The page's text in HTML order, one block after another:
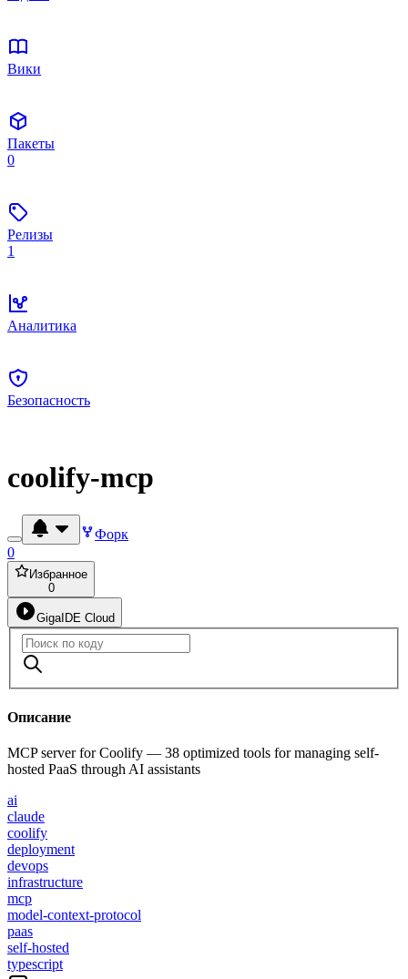
Вики
Пакеты
0
Релизы
1
Аналитика
Безопасность
coolify-mcp
Форк
0
Избранное
0
GigaIDE Cloud
Описание
MCP server for Coolify — 38 optimized tools for managing self-
hosted PaaS through AI assistants
ai
claude
coolify
deployment
devops
infrastructure
mcp
model-context-protocol
paas
self-hosted
typescript